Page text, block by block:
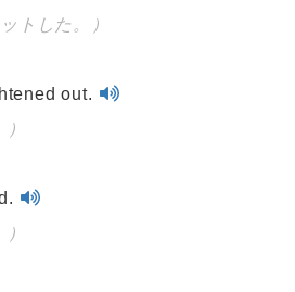
トした。）
out.